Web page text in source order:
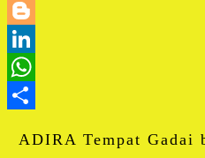
ADIRA Tempat Gadai